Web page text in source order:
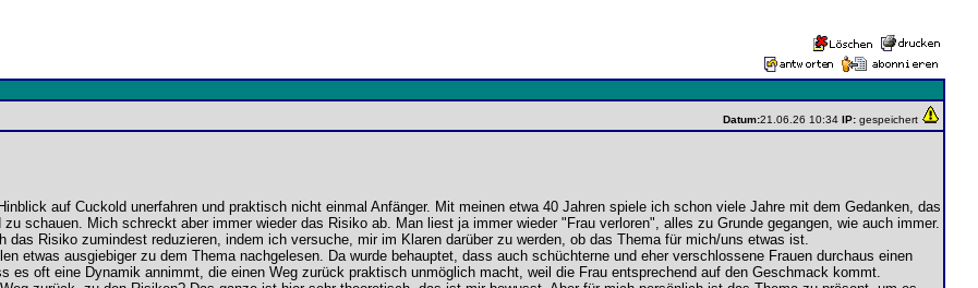
Datum:21.06.26 10:34 IP: gespeichert
auf Cuckold unerfahren und praktisch nicht einmal Anfänger. Mit meinen etwa 40 Jahren spiele ich schon viele Jahre mit dem Gedanken, das
zu schauen. Mich schreckt aber immer wieder das Risiko ab. Man liest ja immer wieder "Frau verloren", alles zu Grunde gegangen, wie auch immer.
das Risiko zumindest reduzieren, indem ich versuche, mir im Klaren darüber zu werden, ob das Thema für mich/uns etwas ist.
etwas ausgiebiger zu dem Thema nachgelesen. Da wurde behauptet, dass auch schüchterne und eher verschlossene Frauen durchaus einen
es oft eine Dynamik annimmt, die einen Weg zurück praktisch unmöglich macht, weil die Frau entsprechend auf den Geschmack kommt.